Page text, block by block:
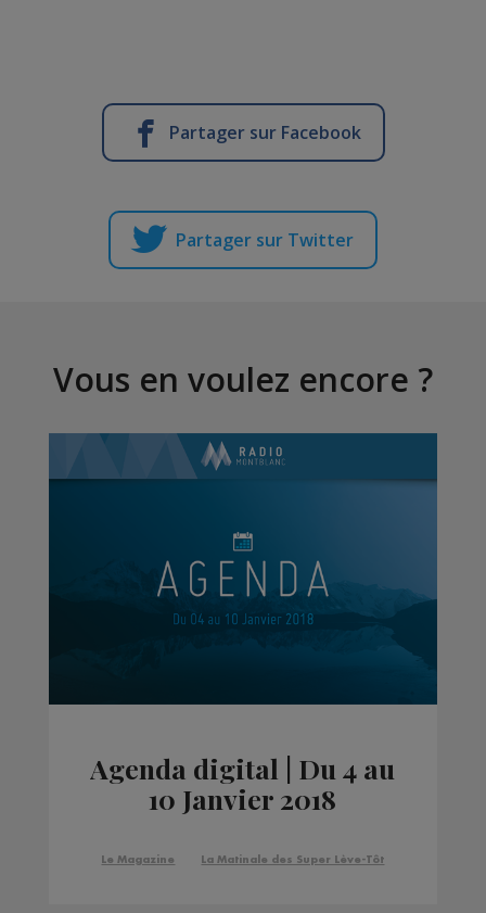
Partager sur Facebook
Partager sur Twitter
Vous en voulez encore ?
Agenda digital | Du 4 au
10 Janvier 2018
Le Magazine La Matinale des Super Lève-Tôt